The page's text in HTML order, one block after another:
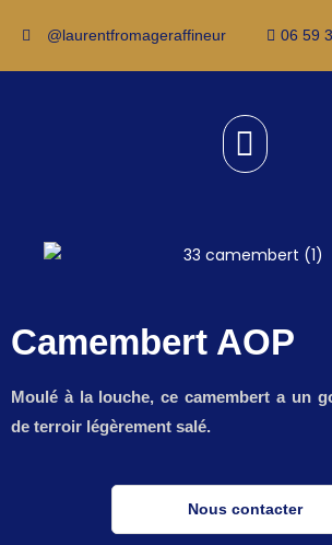
@laurentfromageraffineur 06 59
Camembert AOP
Moulé à la louche, ce camembert a un
de terroir légèrement salé.
Nous contacter